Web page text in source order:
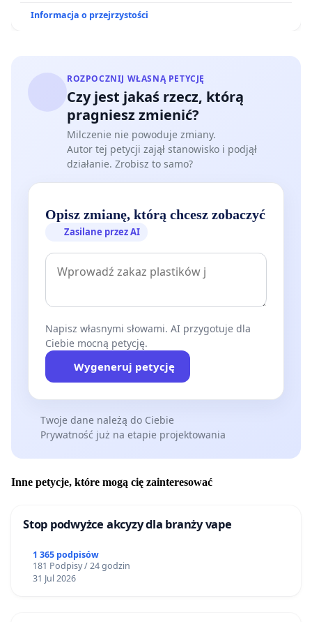
Informacja o przejrzystości
ROZPOCZNIJ WŁASNĄ PETYCJĘ
Czy jest jakaś rzecz, którą
pragniesz zmienić?
Milczenie nie powoduje zmiany.
Autor tej petycji zajął stanowisko i podjął
działanie. Zrobisz to samo?
Opisz zmianę, którą chcesz zobaczyć
Zasilane przez AI
Napisz własnymi słowami. AI przygotuje dla
Ciebie mocną petycję.
Wygeneruj petycję
Twoje dane należą do Ciebie
Prywatność już na etapie projektowania
Inne petycje, które mogą cię zainteresować
Stop podwyżce akcyzy dla branży vape
1 365 podpisów
181 Podpisy / 24 godzin
31 Jul 2026